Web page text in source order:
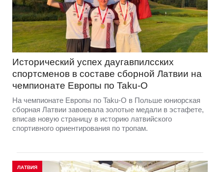
Исторический успех даугавпилсских
спортсменов в составе сборной Латвии на
чемпионате Европы по Taku-O
На чемпионате Европы по Taku-O в Польше юниорская
сборная Латвии завоевала золотые медали в эстафете,
вписав новую страницу в историю латвийского
спортивного ориентирования по тропам.
ЛАТВИЯ